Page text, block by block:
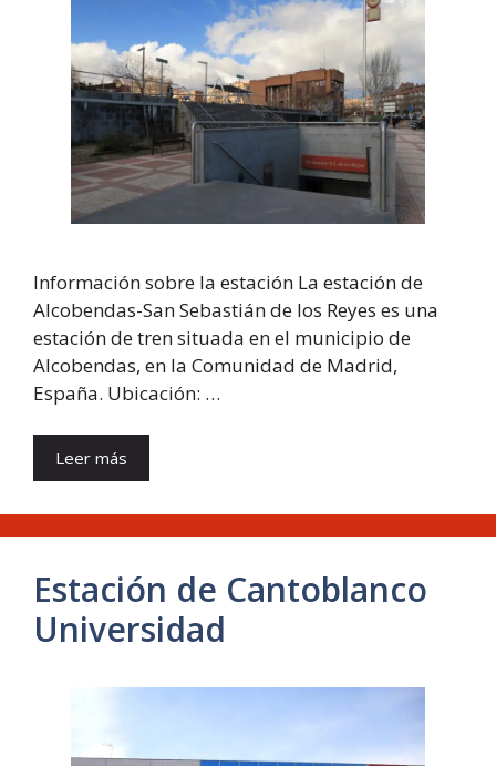
Información sobre la estación La estación de
Alcobendas-San Sebastián de los Reyes es una
estación de tren situada en el municipio de
Alcobendas, en la Comunidad de Madrid,
España. Ubicación: …
Leer más
Estación de Cantoblanco
Universidad